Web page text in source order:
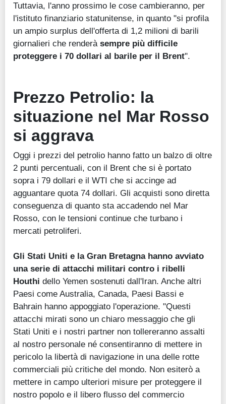
Tuttavia, l'anno prossimo le cose cambieranno, per
l'istituto finanziario statunitense, in quanto "si profila
un ampio surplus dell'offerta di 1,2 milioni di barili
giornalieri che renderà sempre più difficile
proteggere i 70 dollari al barile per il Brent".
Prezzo Petrolio: la
situazione nel Mar Rosso
si aggrava
Oggi i prezzi del petrolio hanno fatto un balzo di oltre
2 punti percentuali, con il Brent che si è portato
sopra i 79 dollari e il WTI che si accinge ad
agguantare quota 74 dollari. Gli acquisti sono diretta
conseguenza di quanto sta accadendo nel Mar
Rosso, con le tensioni continue che turbano i
mercati petroliferi.
Gli Stati Uniti e la Gran Bretagna hanno avviato
una serie di attacchi militari contro i ribelli
Houthi dello Yemen sostenuti dall'Iran. Anche altri
Paesi come Australia, Canada, Paesi Bassi e
Bahrain hanno appoggiato l'operazione. "Questi
attacchi mirati sono un chiaro messaggio che gli
Stati Uniti e i nostri partner non tollereranno assalti
al nostro personale né consentiranno di mettere in
pericolo la libertà di navigazione in una delle rotte
commerciali più critiche del mondo. Non esiterò a
mettere in campo ulteriori misure per proteggere il
nostro popolo e il libero flusso del commercio